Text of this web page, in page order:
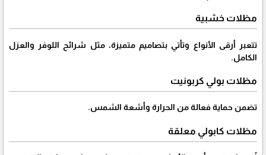
مظلات خشبية
تتعبر أرقى الأنواع وتأتي بتصاميم متميزة، مثل شرائح اللوفر والعزل
الكامل.
مظلات بولي كربونيت
تضمن حماية فعالة من الحرارة وأشعة الشمس.
مظلات كابولي معلقة